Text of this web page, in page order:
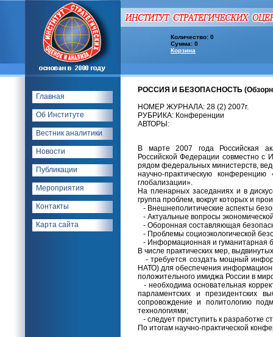
Количество: 0
Сумма: 0
Корзина
Главная
Об Институте
Вестник аналитики
Новости
Публикации
Мероприятия
Контакты
Карта сайта
РОССИЯ И БЕЗОПАСНОСТЬ
НОМЕР ЖУРНАЛА: 28 (2) 2007г.
РУБРИКА: Конференции
АВТОРЫ:
В марте 2007 года Российская
Российской Федерации совместно с
рядом федеральных министерств,
научно-практическую
глобализации».
На пленарных заседаниях и в
группа проблем, вокруг которых и
- Внешнеполитические аспекты
- Актуальные вопросы
- Оборонная составляющая
- Проблемы социоэкологической
- Информационная и гуманитарная
В числе практических мер,
- требуется создать мощный
НАТО) для обеспечения
положительного имиджа России в
- необходима основательная
парламентских и президентских
сопровождение и политологию
технологиями;
- следует приступить к разработке
По итогам научно-практической